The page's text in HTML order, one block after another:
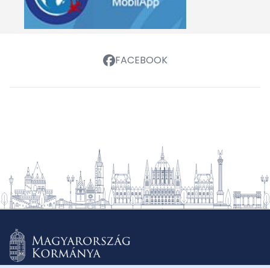
FACEBOOK